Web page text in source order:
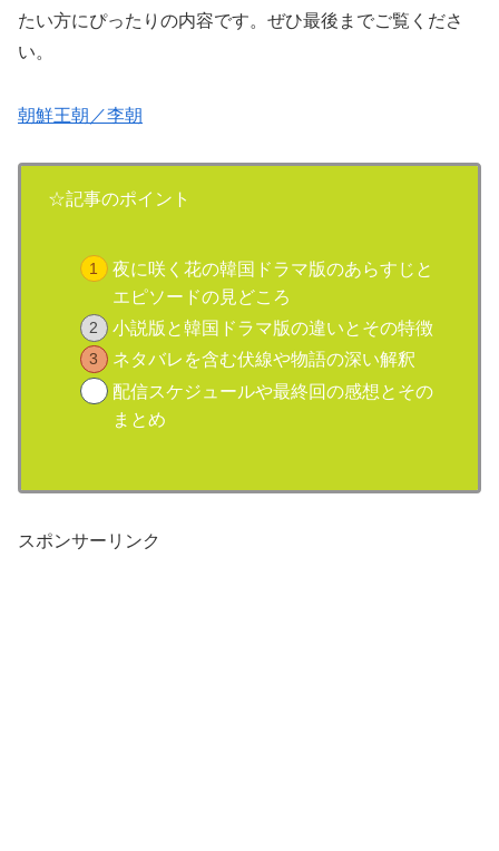
たい方にぴったりの内容です。ぜひ最後までご覧くださ
い。
朝鮮王朝／李朝
☆記事のポイント
夜に咲く花の韓国ドラマ版のあらすじと
エピソードの見どころ
小説版と韓国ドラマ版の違いとその特徴
ネタバレを含む伏線や物語の深い解釈
配信スケジュールや最終回の感想とその
まとめ
スポンサーリンク